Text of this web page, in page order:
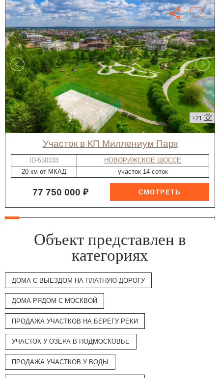
+21
участок в КП Миллениум Парк
ID-550333
НОВОРИЖСКОЕ ШОССЕ
20 км от МКАД
участок 14 соток
77 750 000 ₽
Объект представлен в
категориях
ДОМА С ВЫЕЗДОМ НА ПЛАТНУЮ ДОРОГУ
ДОМА РЯДОМ С МОСКВОЙ
ПРОДАЖА УЧАСТКОВ НА БЕРЕГУ РЕКИ
УЧАСТОК У ОЗЕРА В ПОДМОСКОВЬЕ
ПРОДАЖА УЧАСТКОВ У ВОДЫ